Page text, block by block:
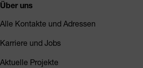
Über uns
Alle Kontakte und Adressen
Karriere und Jobs
Aktuelle Projekte